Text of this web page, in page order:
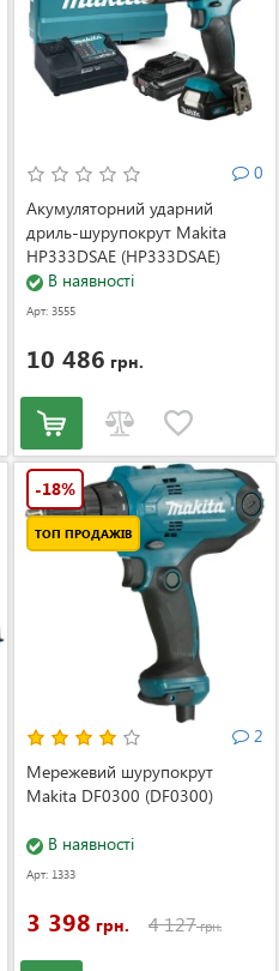
0
Акумуляторний ударний
дриль-шурупокрут Makita
HP333DSAE (HP333DSAE)
В наявності
Арт: 3555
10 486 грн.
-18%
ТОП ПРОДАЖІВ
2
Мережевий шурупокрут
Makita DF0300 (DF0300)
В наявності
Арт: 1333
3 398 грн. 4 127грн.